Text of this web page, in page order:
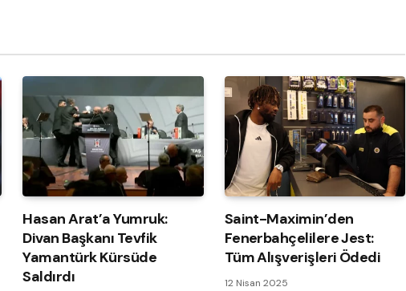
Hasan Arat’a Yumruk:
Divan Başkanı Tevfik
Yamantürk Kürsüde
Saldırdı
Saint-Maximin’den
Fenerbahçelilere Jest:
Tüm Alışverişleri Ödedi
12 Nisan 2025